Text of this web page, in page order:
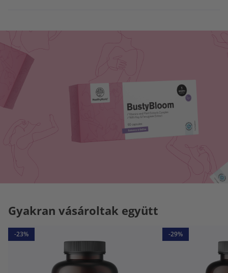
Gyakran vásároltak együtt
-23% -29%